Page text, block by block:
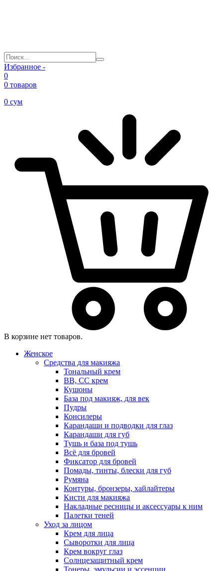
Избранное -
0
0 товаров
0 сум
В корзине нет товаров.
Женское
Средства для макияжа
Тональный крем
BB, CC крем
Кушоны
База под макияж, для век
Пудры
Консилеры
Карандаши и подводки для глаз
Карандаши для губ
Тушь и база под тушь
Всё для бровей
Фиксатор для бровей
Помады, тинты, блески для губ
Румяна
Контуры, бронзеры, хайлайтеры
Кисти для макияжа
Накладные ресницы и аксессуары к ним
Палетки теней
Уход за лицом
Крем для лица
Сыворотки для лица
Крем вокруг глаз
Солнцезащитный крем
Тонеры, эмульсии и эссенции